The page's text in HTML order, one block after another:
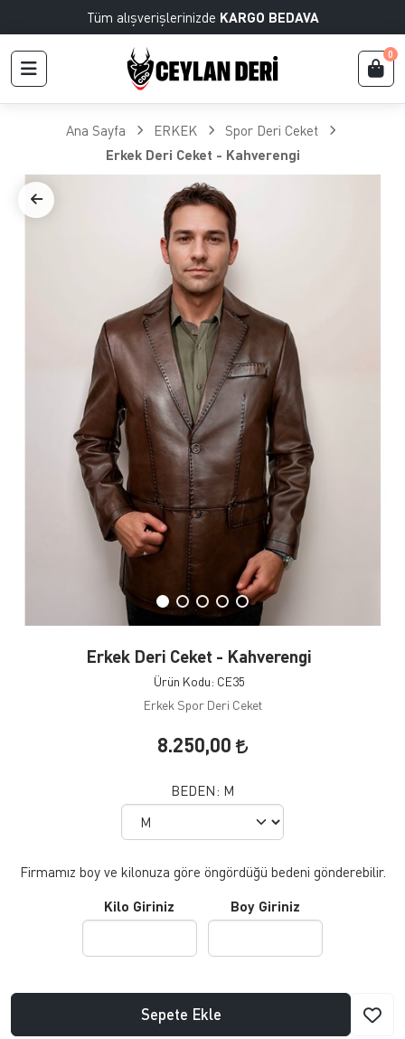
Tüm alışverişlerinizde KARGO BEDAVA
0
Ana Sayfa ERKEK
Spor Deri Ceket
Erkek Deri Ceket - Kahverengi
Erkek Deri Ceket - Kahverengi
Ürün Kodu: CE35
Erkek Spor Deri Ceket
8.250,00
BEDEN: M
Firmamız boy ve kilonuza göre öngördüğü bedeni gönderebilir.
Kilo Giriniz Boy Giriniz
Sepete Ekle